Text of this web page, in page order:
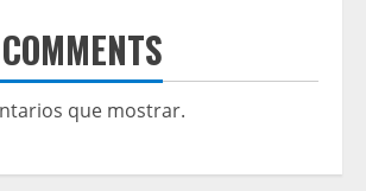
que mostrar.